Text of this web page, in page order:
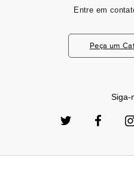
Entre em
Peça um
Siga-